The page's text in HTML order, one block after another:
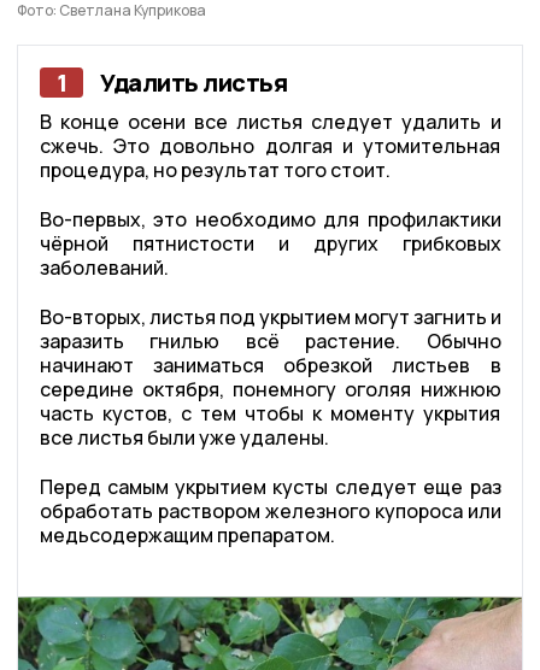
Фото: Светлана Куприкова
1 Удалить листья
В конце осени все листья следует удалить и
сжечь. Это довольно долгая и утомительная
процедура, но результат того стоит.
Во-первых, это необходимо для профилактики
чёрной пятнистости и других грибковых
заболеваний.
Во-вторых, листья под укрытием могут загнить и
заразить гнилью всё растение. Обычно
начинают заниматься обрезкой листьев в
середине октября, понемногу оголяя нижнюю
часть кустов, с тем чтобы к моменту укрытия
все листья были уже удалены.
Перед самым укрытием кусты следует еще раз
обработать раствором железного купороса или
медьсодержащим препаратом.